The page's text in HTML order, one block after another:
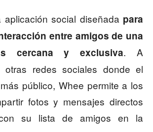
social diseñada para
entre amigos de una
cercana y exclusiva. A
otras redes sociales donde el
público, Whee permite a los
fotos y mensajes directos
su lista de amigos en la